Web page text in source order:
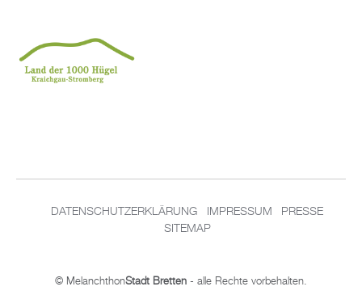
DATENSCHUTZERKLÄRUNG IMPRESSUM
PRESSE
SITEMAP
© MelanchthonStadt Bretten - alle Rechte vorbehalten.